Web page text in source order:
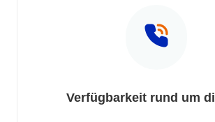
Verfügbarkeit rund um